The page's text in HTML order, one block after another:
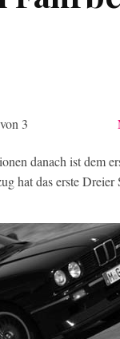
3
danach ist dem
hat das erste